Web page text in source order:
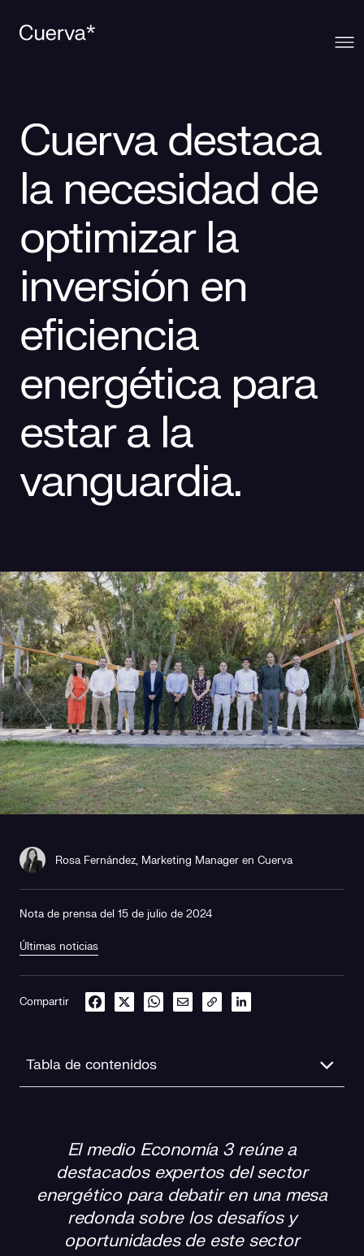
La mirada Cuerva
Trabaja en Cuerva
Prensa
Responsabilidad social
Qué ofrecemos
Distribución
Smart Services
Smart Solutions
Comercialización
Innovación
Comunidad
Blog
Recursos
Casos de éxito
Media
Contacto
Cuerva destaca
la necesidad de
optimizar la
inversión en
eficiencia
energética para
estar a la
vanguardia.
Rosa Fernández, Marketing Manager en Cuerva
Nota de prensa del 15 de julio de 2024
Últimas noticias
Compartir
Tabla de contenidos
Aspectos e intervenciones destacadas
Sobre Cuerva
El medio Economía 3 reúne a
destacados expertos del sector
energético para debatir en una mesa
redonda sobre los desafíos y
oportunidades de este sector